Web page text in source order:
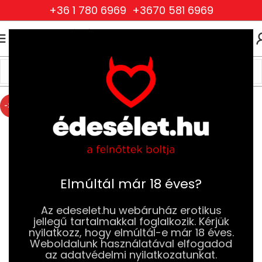
Elmúltál már 18 éves?
Az edeselet.hu webáruház erotikus
jellegű tartalmakkal foglalkozik. Kérjük
nyilatkozz, hogy elmúltál-e már 18 éves.
Weboldalunk használatával elfogadod
az adatvédelmi nyilatkozatunkat.
+36 1 780 6969 +3670 581 6969
Szexjátékok Péniszgyűrűk
Állítható Méretű Péniszgyűrűk
-20%